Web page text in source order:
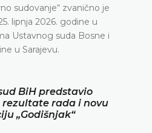
sudovanje“ zvanično je
lipnja 2026. godine u
Ustavnog suda Bosne i
u Sarajevu.
BiH predstavio
rezultate rada i novu
„Godišnjak“